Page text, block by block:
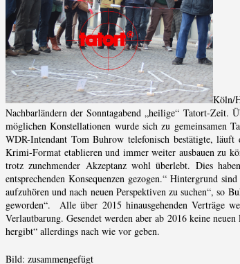
Köln/
Nachbarländern der Sonntagabend „heilige“ Tatort-
möglichen Konstellationen wurde sich zu gemeinsamen
WDR-Intendant Tom Buhrow telefonisch bestätigte,
Krimi-Format etablieren und immer weiter ausbauen zu
trotz zunehmender Akzeptanz wohl überlebt. Dies
entsprechenden Konsequenzen gezogen.“ Hintergrund
aufzuhören und nach neuen Perspektiven zu suchen“, so
geworden“. Alle über 2015 hinausgehenden Verträge
Verlautbarung. Gesendet werden aber ab 2016 keine
hergibt“ allerdings nach wie vor geben.
Bild: zusammengefügt